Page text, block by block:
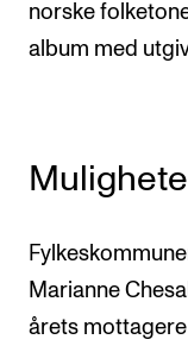
norske
album med
Marianne
årets